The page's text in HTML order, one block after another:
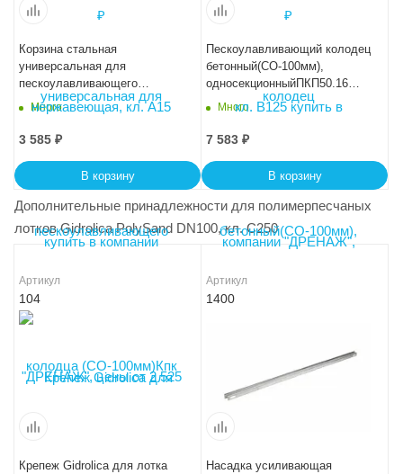
Корзина стальная
универсальная для
пескоулавливающего
колодца (СО-100мм)Кпк 10 -
40.8.16,4
Много
3 585 ₽
В корзину
Пескоулавливающий колодец
бетонный(СО-100мм),
односекционныйПКП50.16
(10).50(46) - BGU
Много
7 583 ₽
В корзину
Дополнительные принадлежности для полимерпесчаных
лотков Gidrolica PolySand DN100, кл. C250
Артикул
104
Крепеж Gidrolica для лотка
Артикул
1400
Насадка усиливающая